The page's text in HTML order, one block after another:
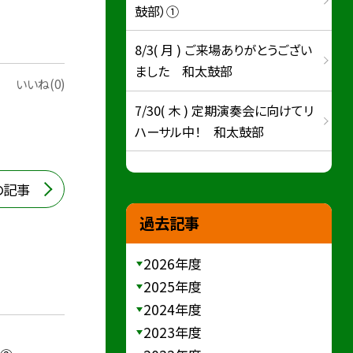
いいね(0)
事
鼓部）①
8/3( 月 ) ご来場ありがとうござい
ました 和太鼓部
7/30( 木 ) 定期演奏会に向けてリ
ハーサル中！ 和太鼓部
過去記事
2026年度
2025年度
2024年度
2023年度